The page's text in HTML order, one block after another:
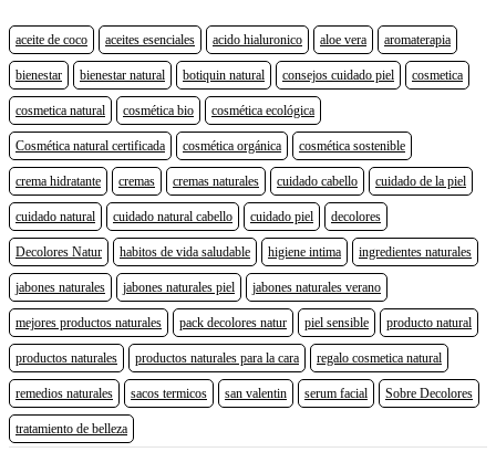
aceite de coco aceites esenciales acido hialuronico aloe vera aromaterapia
bienestar bienestar natural botiquin natural consejos cuidado piel cosmetica
cosmetica natural cosmética bio cosmética ecológica
Cosmética natural certificada cosmética orgánica cosmética sostenible
crema hidratante cremas cremas naturales cuidado cabello cuidado de la piel
cuidado natural cuidado natural cabello cuidado piel decolores
Decolores Natur habitos de vida saludable higiene intima ingredientes naturales
jabones naturales jabones naturales piel jabones naturales verano
mejores productos naturales pack decolores natur piel sensible producto natural
productos naturales productos naturales para la cara regalo cosmetica natural
remedios naturales sacos termicos san valentin serum facial Sobre Decolores
tratamiento de belleza